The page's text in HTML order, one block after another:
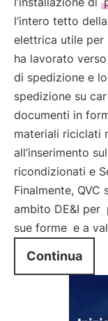
l’intero tetto
elettrica utile per
ha lavorato
di spedizione e
spedizione su
documenti in
materiali riciclati
all’inserimento
ricondizionati e
Finalmente,
ambito DE&I per
sue forme e a
Continua